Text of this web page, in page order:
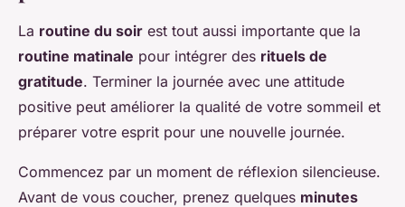
La routine du soir est tout aussi importante que la
routine matinale pour intégrer des rituels de
gratitude. Terminer la journée avec une attitude
positive peut améliorer la qualité de votre sommeil et
préparer votre esprit pour une nouvelle journée.
Commencez par un moment de réflexion silencieuse.
Avant de vous coucher, prenez quelques minutes